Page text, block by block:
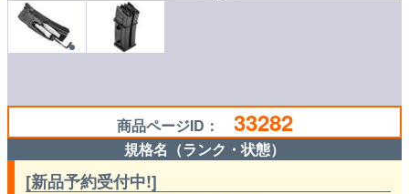
商品ページID： 33282
規格名（ランク・状態）
[新品予約受付中!]